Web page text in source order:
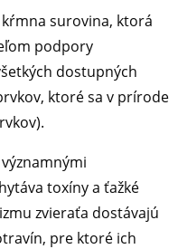
surovina, ktorá
podpory
dostupných
ktoré sa v prírode
toxíny a ťažké
zvieraťa dostávajú
pre ktoré ich